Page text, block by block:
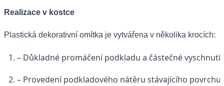
Realizace v kostce
Plastická dekorativní omítka je vytvářena v několika krocích:
– Důkladné promáčení podkladu a částečné vyschnutí
– Provedení podkladového nátěru stávajícího povrchu